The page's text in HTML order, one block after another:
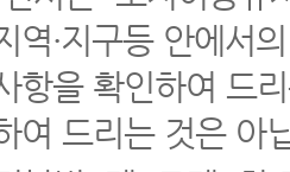
역·지구등 안에서
항을 확인하여 드
여 드리는 것은 아